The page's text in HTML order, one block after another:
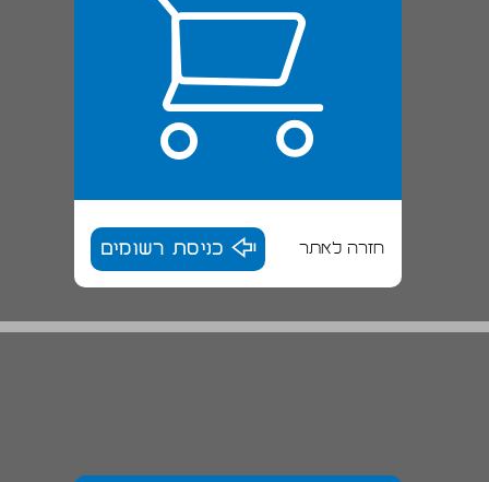
חזרה לאתר כניסת רשומים
בית־ספר האלה, כפר מנחם ... 22